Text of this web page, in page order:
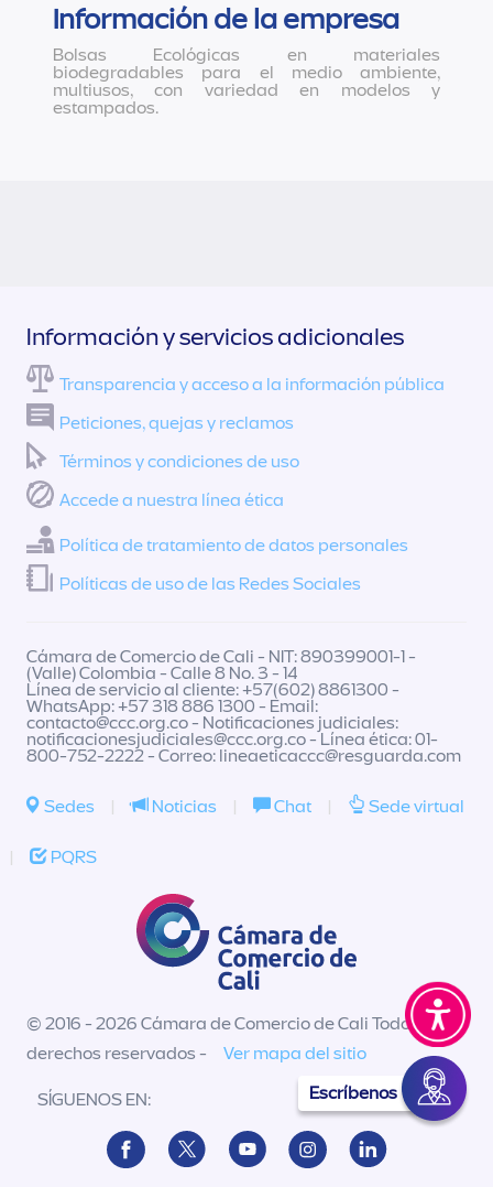
Información de la empresa
Bolsas Ecológicas en materiales
biodegradables para el medio ambiente,
multiusos, con variedad en modelos y
estampados.
Escríbenos
Información y servicios adicionales
Transparencia y acceso a la información pública
Peticiones, quejas y reclamos
Términos y condiciones de uso
Accede a nuestra línea ética
Política de tratamiento de datos personales
Políticas de uso de las Redes Sociales
Cámara de Comercio de Cali - NIT: 890399001-1 -
(Valle) Colombia - Calle 8 No. 3 - 14
Línea de servicio al cliente: +57(602) 8861300 -
WhatsApp: +57 318 886 1300 - Email:
contacto@ccc.org.co- Notificaciones judiciales:
notificacionesjudiciales@ccc.org.co- Línea ética: 01-
800-752-2222 - Correo: lineaeticaccc@resguarda.com
Sedes | Noticias | Chat | Sede virtual
| PQRS
© 2016 - 2026 Cámara de Comercio de Cali Todos los
derechos reservados -
Ver mapa del sitio
SÍGUENOS EN: